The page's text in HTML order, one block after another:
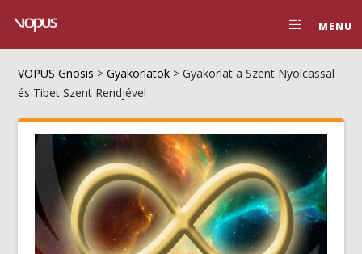
MENU
VOPUS Gnosis >Gyakorlatok >Gyakorlat a Szent Nyolcassal
és Tibet Szent Rendjével